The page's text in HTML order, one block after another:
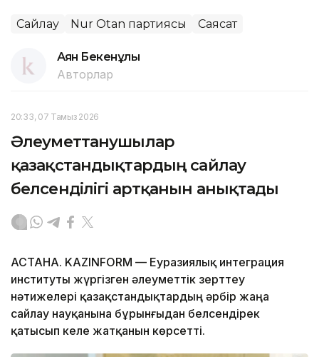
Сайлау Nur Otan партиясы Саясат
Аян Бекенұлы
Авторлар
20:33, 07 Тамыз 2026
Әлеуметтанушылар
қазақстандықтардың сайлау
белсенділігі артқанын анықтады
АСТАНА. KAZINFORM — Еуразиялық интеграция
институты жүргізген әлеуметтік зерттеу
нәтижелері қазақстандықтардың әрбір жаңа
сайлау науқанына бұрынғыдан белсендірек
қатысып келе жатқанын көрсетті.